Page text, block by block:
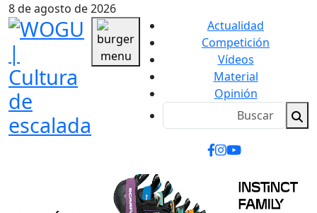
8 de agosto de 2026
Actualidad
Competición
Vídeos
Material
Opinión